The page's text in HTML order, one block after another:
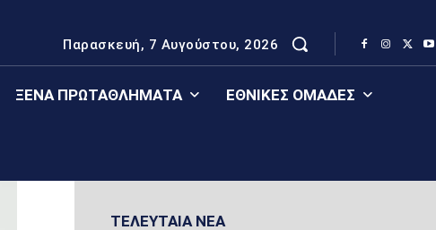
Παρασκευή, 7 Αυγούστου, 2026
ΞΈΝΑ ΠΡΩΤΑΘΛΉΜΑΤΑ ΕΘΝΙΚΈΣ ΟΜΆΔΕΣ
ΤΕΛΕΥΤΑΙΑ ΝΕΑ